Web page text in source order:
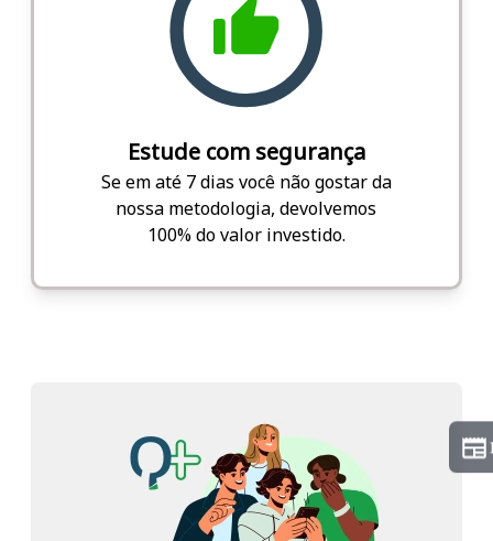
Estude com segurança
Se em até 7 dias você não gostar da
nossa metodologia, devolvemos
100% do valor investido.